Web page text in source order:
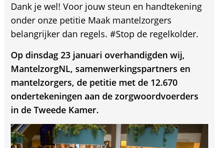
Dank je wel! Voor jouw steun en handtekening
onder onze petitie Maak mantelzorgers
belangrijker dan regels. #Stop de regelkolder.
Op dinsdag 23 januari overhandigden wij,
MantelzorgNL, samenwerkingspartners en
mantelzorgers, de petitie met de 12.670
ondertekeningen aan de zorgwoordvoerders
in de Tweede Kamer.